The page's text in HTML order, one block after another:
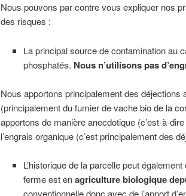
Nous pouvons par contre vous expliquer nos
des risques :
La principal source de contamination au
phosphatés. Nous n’utilisons pas
Nous apportons principalement des déjections
(principalement du fumier de vache bio de la
apportons de manière anecdotique (c’est-à-
l’engrais organique (c’est principalement des
L’historique de la parcelle peut
ferme est enagriculture biologique